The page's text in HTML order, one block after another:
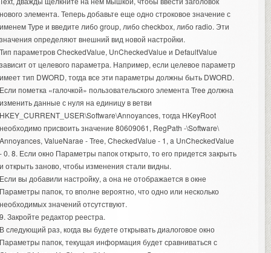
элемента. Теперь добавьте еще одно строковое значение с
Туре и введите либо group, либо checkbox, либо radio. Эти
определяют внешний вид новой настройки.
параметров CheckedValue, UnCheckedValue и DefaultValue
от целевого параметра. Например, если целевое параметр
тип DWORD, тогда все эти параметры должны быть DWORD.
пометка «галочкой» пользовательского элемента Tree должна
данные с нуля на единицу в ветви
тогда HKeyRoot
присвоить значение 80609061, RegPath -\Software\
ValueNarae - Tree, CheckedValue - 1, a UnCheckedValue
0. 8. Если окно Параметры папок открыто, то его придется закрыть
открыть заново, чтобы изменения стали видны.
вы добавили настройку, а она не отображается в окне
папок, то вполне вероятно, что одно или несколько
значений отсутствуют.
Закройте редактор реестра.
следующий раз, когда вы будете открывать диалоговое окно
папок, текущая информация будет сравниваться с